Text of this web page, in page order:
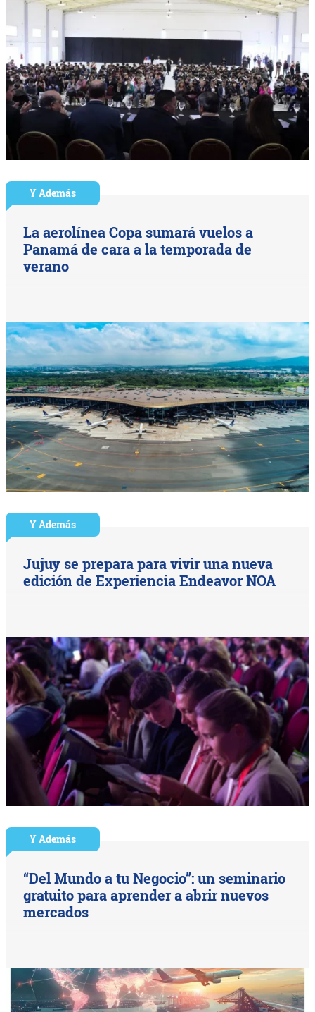
Y Además
La aerolínea Copa sumará vuelos a
Panamá de cara a la temporada de
verano
Y Además
Jujuy se prepara para vivir una nueva
edición de Experiencia Endeavor NOA
Y Además
“Del Mundo a tu Negocio”: un seminario
gratuito para aprender a abrir nuevos
mercados